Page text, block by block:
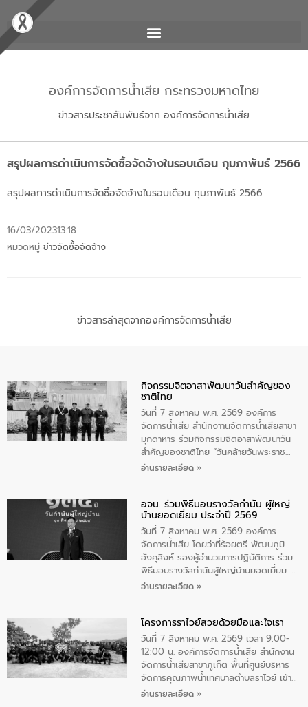
องค์การจัดการน้ำเสีย กระทรวงมหาดไทย
ข่าวสารประชาสัมพันธ์จาก องค์การจัดการน้ำเสีย
สรุปผลการดำเนินการจัดซื้อจัดจ้างในรอบเดือน กุมภาพันธ์ 2566
สรุปผลการดำเนินการจัดซื้อจัดจ้างในรอบเดือน กุมภาพันธ์ 2566
16/03/202313:18
หมวดหมู่ ข่าวจัดซื้อจัดจ้าง
ข่าวสารล่าสุดจากองค์การจัดการน้ำเสีย
กิจกรรมจิตอาสาพัฒนาวันสําคัญของ
ชาติไทย
วันที่ 7 สิงหาคม พ.ศ. 2569 องค์การ
จัดการน้ำเสีย สำนักงาานจัดการน้ำเสียสาขา
มุกดาหาร ร่วมกิจกรรมจิตอาสาพัฒนาวัน
สําคัญของชาติไทย “วันคล้ายวันพระราช
สมภพ สมเด็จพระนางเจ้าสิริกิติ์พระบรม
ทิพย์คำ รองผู้ว่าราชการจังหวัดมุกดาหาร
เป็นประธานในพิธี ณ เรือนจําชั่วคราวนาโสก
ตําบลนาโสก อําเภอเมืองมุกดาหาร จังหวัด
มุกดาหาร โดยในกิจกรรมได้ร่วมปลูกป่า และ
ทําความสะอาดภายในบริเวณ จัดกิจกรรม
เพื่อถวายเป็นพระราชกุศล สมเด็จพระนาง
เจ้าสิริกิติ์พระบรมราชินีนาถ พระบรมราช
อ่านรายละเอียด »
อจน. ร่วมพิธีมอบรางวัลกำนัน ผู้ใหญ่
บ้านยอดเยี่ยม ประจำปี 2569
วันที่ 7 สิงหาคม พ.ศ. 2569 องค์การ
จัดการน้ำเสีย โดยว่าที่ร้อยตรี พัฒนภูมิ
อังศุสิงห์ รองผู้อำนวยการปฏิบัติการ ร่วม
พิธีมอบรางวัลกำนันผู้ใหญ่บ้านยอดเยี่ยม ณ
ทำเนียบรัฐบาล โดยมีนายอนุทิน ชาญวีรกูล
ทองคำและประกาศเกียรติคุณให้แก่ กำนัน
ผู้ใหญ่บ้านยอดเยี่ยม พร้อมกล่าวชื่นชม ให้
โอวาท และมอบนโยบาย
อ่านรายละเอียด »
โครงการราไวย์สวยด้วยมือและใจเรา
วันที่ 7 สิงหาคม พ.ศ. 2569 เวลา 9:00-
12:00 น. องค์การจัดการน้ำเสีย สำนักงาน
จัดการน้ำเสียสาขาภูเก็ต พื้นที่ศูนย์บริหาร
จัดการคุณภาพน้ำเทศบาลตำบลราไวย์ เข้า
ร่วมโครงการราไวย์สวยด้วยมือและใจเรา
อ่านรายละเอียด »